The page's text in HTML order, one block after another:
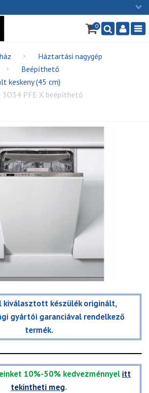
Ügyfélszolgálat: H-P: 9:00 - 16:00
info@cserebirodalom.hu
×
0
Háztartási nagygép
Beépíthető
keskeny (45 cm)
3O34 PFE X beépíthető
kiválasztott készülék originált,
gyártói garanciával rendelkező
termék.
10%-50% kedvezménnyel itt
tekintheti meg.